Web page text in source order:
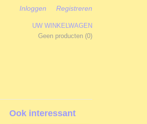
Inloggen Registreren
UW WINKELWAGEN
Geen producten (0)
Ook interessant